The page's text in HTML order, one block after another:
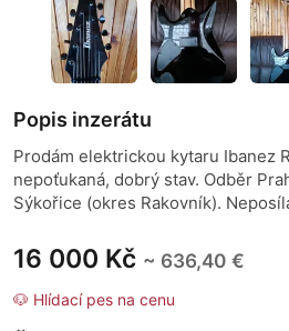
16 000 Kč ~ 636,40 €
🐶 Hlídací pes na cenu
Popis inzerátu
Prodám elektrickou kytaru Ibanez
nepoťukaná, dobrý stav. Odběr
Sýkořice (okres Rakovník).